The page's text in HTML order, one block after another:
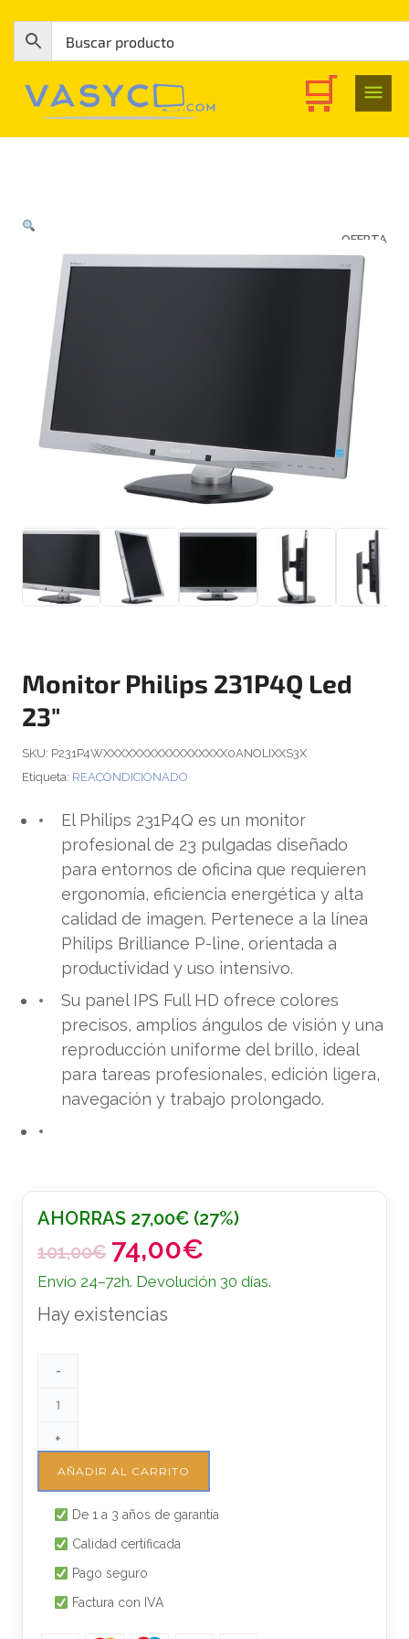
OFERTA
Monitor Philips 231P4Q Led
23″
SKU: P231P4WXXXXXXXXXXXXXXXXX0ANOLIXXS3X
Etiqueta: REACONDICIONADO
El Philips 231P4Q es un monitor
profesional de 23 pulgadas diseñado
para entornos de oficina que requieren
ergonomía, eficiencia energética y alta
calidad de imagen. Pertenece a la línea
Philips Brilliance P-line, orientada a
productividad y uso intensivo.
Su panel IPS Full HD ofrece colores
precisos, amplios ángulos de visión y una
reproducción uniforme del brillo, ideal
para tareas profesionales, edición ligera,
navegación y trabajo prolongado.
AHORRAS 27,00€ (27%)
101,00€ E
l
p
r
r
i
g
i
n
a
l
74,00€
l
p
t
u
Envío 24–72h. Devolución 30 días.
Hay existencias
-
+
AÑADIR AL CARRITO
De 1 a 3 años de garantía
Calidad certificada
Pago seguro
Factura con IVA